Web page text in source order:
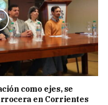
como ejes, se
en Corrientes